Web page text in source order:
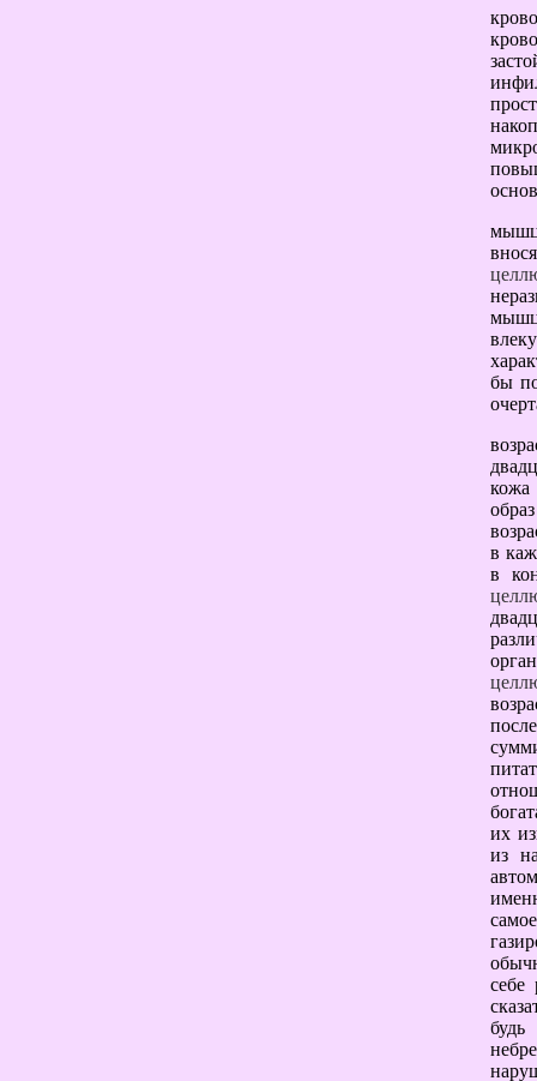
бы
кожа
в
в
их
из
будь